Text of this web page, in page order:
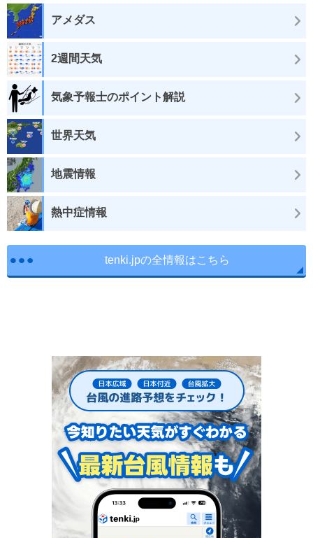
アメダス
2週間天気
気象予報士のポイント解説
世界天気
地震情報
熱中症情報
tenki.jpの全情報はこちら